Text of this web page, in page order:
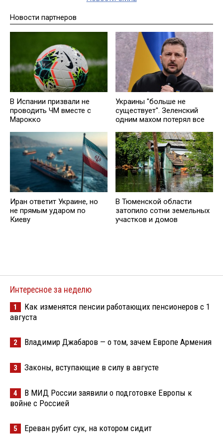
Новости партнеров
В Испании призвали не
проводить ЧМ вместе с
Марокко
Украины "больше не
существует". Зеленский
одним махом потерял все
Иран ответит Украине, но
не прямым ударом по
Киеву
В Тюменской области
затопило сотни земельных
участков и домов
Интересное за неделю
1
Как изменятся пенсии работающих пенсионеров с 1
августа
2 Владимир Джабаров — о том, зачем Европе Армения
3 Законы, вступающие в силу в августе
4
В МИД России заявили о подготовке Европы к
войне с Россией
5 Ереван рубит сук, на котором сидит